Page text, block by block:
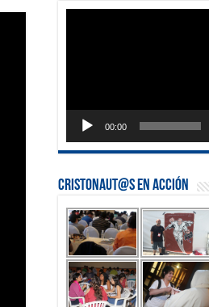
00:00
Cristonaut@s en Acción